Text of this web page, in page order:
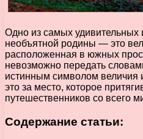
Одно из самых удивительных
необъятной родины — это
расположенная в южных
невозможно передать
истинным символом
это за место, которое
путешественников со всего
Содержание статьи: